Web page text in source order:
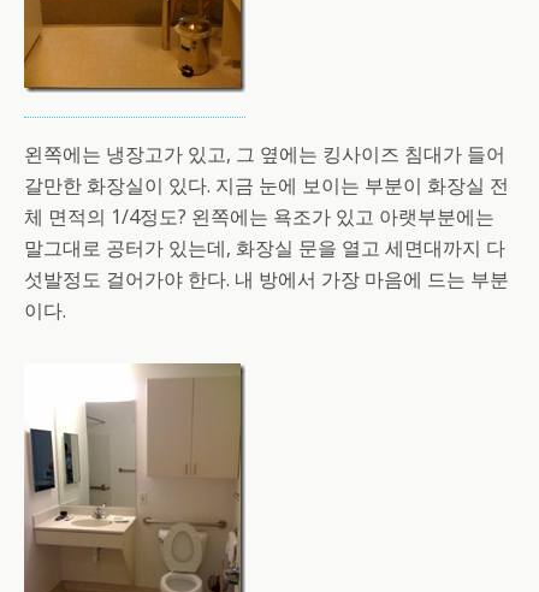
왼쪽에는 냉장고가 있고, 그 옆에는 킹사이즈 침대가 들어
갈만한 화장실이 있다. 지금 눈에 보이는 부분이 화장실 전
체 면적의 1/4정도? 왼쪽에는 욕조가 있고 아랫부분에는
말그대로 공터가 있는데, 화장실 문을 열고 세면대까지 다
섯발정도 걸어가야 한다. 내 방에서 가장 마음에 드는 부분
이다.